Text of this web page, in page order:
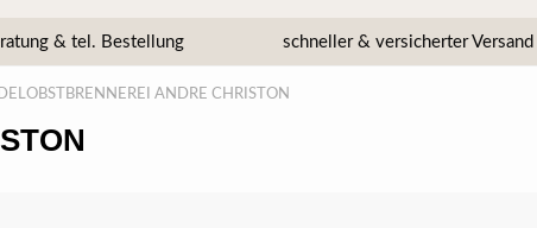
& tel. Bestellung schneller & versicherter Versand
ANDRE CHRISTON